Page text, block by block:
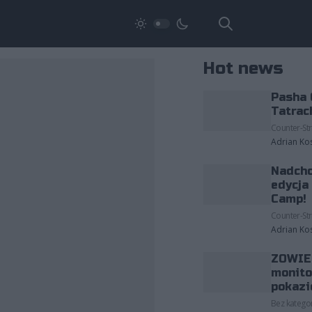
Hot news
Pasha
Counter-
Adrian
edycja
Camp!
Counter-
Adrian
Bez